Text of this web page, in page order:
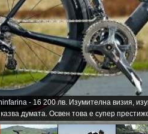
- 16 200 лв. Изумителна визия,
думата. Освен това е супер